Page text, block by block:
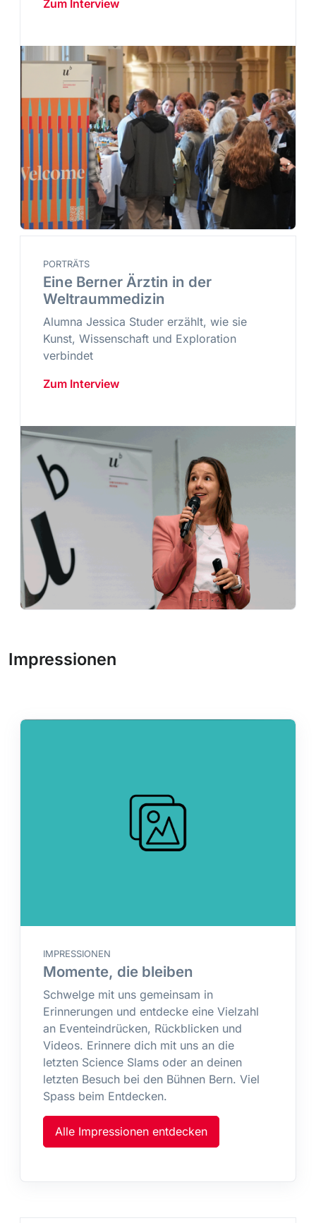
Zum Interview
PORTRÄTS
Eine Berner Ärztin in der
Weltraummedizin
Alumna Jessica Studer erzählt, wie sie
Kunst, Wissenschaft und Exploration
verbindet
Zum Interview
Impressionen
IMPRESSIONEN
Momente, die bleiben
Schwelge mit uns gemeinsam in
Erinnerungen und entdecke eine Vielzahl
an Eventeindrücken, Rückblicken und
Videos. Erinnere dich mit uns an die
letzten Science Slams oder an deinen
letzten Besuch bei den Bühnen Bern. Viel
Spass beim Entdecken.
Alle Impressionen entdecken